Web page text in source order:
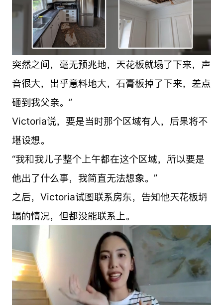
突然之间，毫无预兆地，天花板就塌了下来，声
音很大，出乎意料地大，石膏板掉了下来，差点
砸到我父亲。”
Victoria说，要是当时那个区域有人，后果将不
堪设想。
“我和我儿子整个上午都在这个区域，所以要是
他出了什么事，我简直无法想象。”
之后，Victoria试图联系房东，告知他天花板坍
塌的情况，但都没能联系上。